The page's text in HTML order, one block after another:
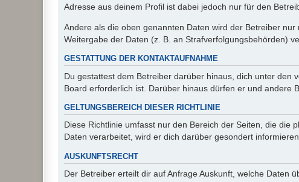
Adresse aus deinem Profil ist dabei jedoch nur für den
Andere als die oben genannten Daten wird der Betreiber
Weitergabe der Daten (z. B. an Strafverfolgungsbehörden)
GESTATTUNG DER KONTAKTAUFNAHME
Du gestattest dem Betreiber darüber hinaus, dich unter
Board erforderlich ist. Darüber hinaus dürfen er und andere
GELTUNGSBEREICH DIESER RICHTLINIE
Diese Richtlinie umfasst nur den Bereich der Seiten, die die
Daten verarbeitet, wird er dich darüber gesondert
AUSKUNFTSRECHT
Der Betreiber erteilt dir auf Anfrage Auskunft, welche Daten